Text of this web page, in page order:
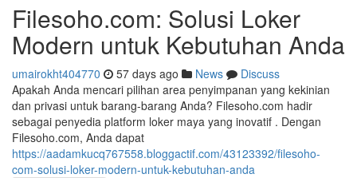
Filesoho.com: Solusi Loker
Modern untuk Kebutuhan Anda
umairokht404770 57 days ago News
Discuss
Apakah Anda mencari pilihan area penyimpanan yang kekinian
dan privasi untuk barang-barang Anda? Filesoho.com hadir
sebagai penyedia platform loker maya yang inovatif . Dengan
Filesoho.com, Anda dapat
https://aadamkucq767558.bloggactif.com/43123392/filesoho-
com-solusi-loker-modern-untuk-kebutuhan-anda